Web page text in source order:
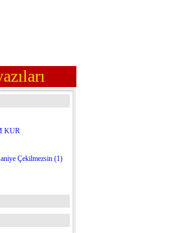
KUR
Çekilmezsin (1)